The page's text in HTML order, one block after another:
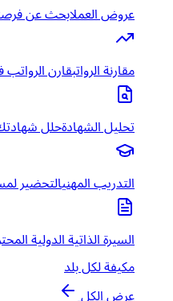
عروض العملابحث عن
مقارنة الرواتبقارن الرواتب في
تحليل الشهادةحلل شهادتك
التدريب المهنيالتحضير
السيرة الذاتية الدولية
مكيفة لكل بلد